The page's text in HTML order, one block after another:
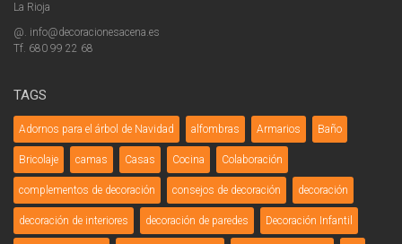
La Rioja
@. info@decoracionesacena.es
Tf. 680 99 22 68
TAGS
Adornos para el árbol de Navidad alfombras Armarios Baño
Bricolaje camas Casas Cocina Colaboración
complementos de decoración consejos de decoración decoración
decoración de interiores decoración de paredes Decoración Infantil